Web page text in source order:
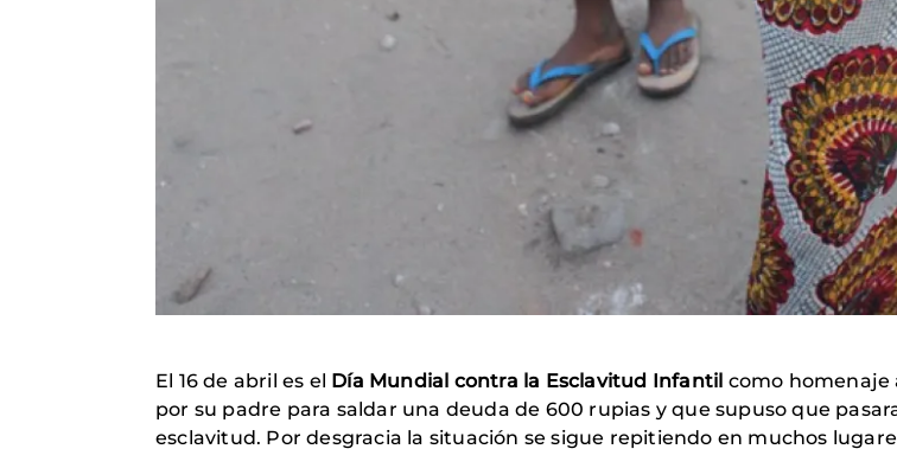
El 16 de abril es el Día Mundial contra la Esclavitud Infantil como homenaje
por su padre para saldar una deuda de 600 rupias y que supuso que
esclavitud. Por desgracia la situación se sigue repitiendo en muchos